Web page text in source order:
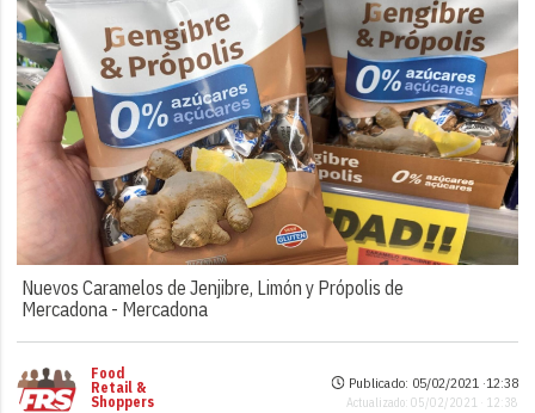
Nuevos Caramelos de Jenjibre, Limón y Própolis de
Mercadona - Mercadona
Food
Retail &
Shoppers
Publicado: 05/02/2021 ·12:38
Actualizado: 05/02/2021 · 12:38